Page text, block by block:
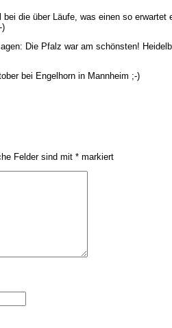
die über Läufe, was einen so
)
Die Pfalz war am schönsten!
bei Engelhorn in Mannheim ;-)
Felder sind mit * markiert